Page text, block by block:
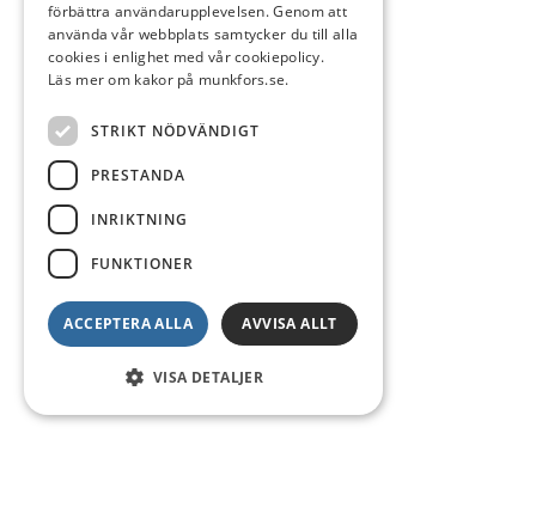
förbättra användarupplevelsen. Genom att
använda vår webbplats samtycker du till alla
cookies i enlighet med vår cookiepolicy.
Läs mer om kakor på munkfors.se.
STRIKT NÖDVÄNDIGT
PRESTANDA
INRIKTNING
FUNKTIONER
ACCEPTERA ALLA AVVISA ALLT
VISA DETALJER